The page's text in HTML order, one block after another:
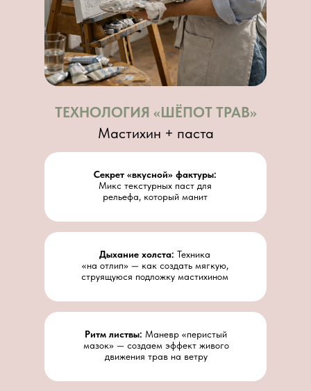
Мастихин + паста
ТЕХНОЛОГИЯ «ШЁПОТ ТРАВ»
Ритм листвы: Маневр «перистый
мазок» — создаем эффект живого
движения трав на ветру
Дыхание холста: Техника
«на отлип» — как создать мягкую,
струящуюся подложку мастихином
Секрет «вкусной» фактуры:
Микс текстурных паст для
рельефа, который манит